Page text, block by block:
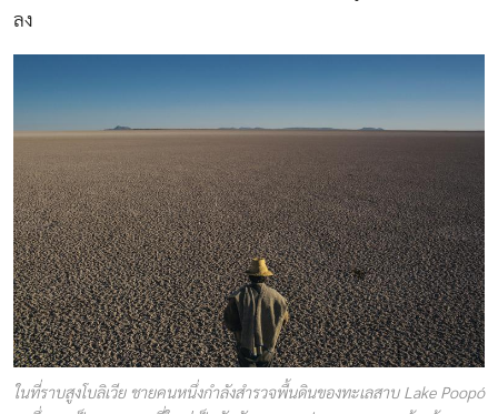
ลง
ในที่ราบสูงโบลิเวีย ชายคนหนึ่งกำลังสำรวจพื้นดินของทะเลสาบ Lake Poopó